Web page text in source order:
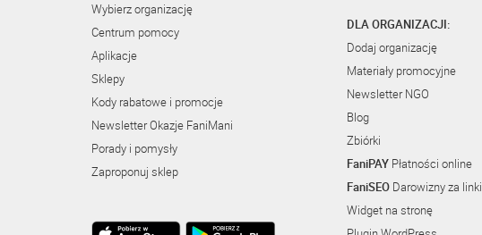
Wybierz organizację
Centrum pomocy
Aplikacje
Sklepy
Kody rabatowe i promocje
Newsletter Okazje FaniMani
Porady i pomysły
Zaproponuj sklep
DLA ORGANIZACJI:
Dodaj organizację
Materiały promocyjne
Newsletter NGO
Blog
Zbiórki
FaniPAY Płatności online
FaniSEO Darowizny za linki
Widget na stronę